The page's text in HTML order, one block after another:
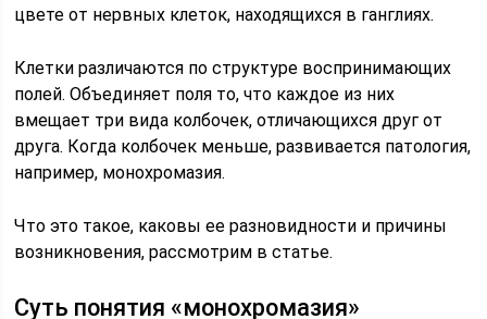
цвете от нервных клеток, находящихся в ганглиях.
Клетки различаются по структуре воспринимающих
полей. Объединяет поля то, что каждое из них
вмещает три вида колбочек, отличающихся друг от
друга. Когда колбочек меньше, развивается патология,
например, монохромазия.
Что это такое, каковы ее разновидности и причины
возникновения, рассмотрим в статье.
Суть понятия «монохромазия»